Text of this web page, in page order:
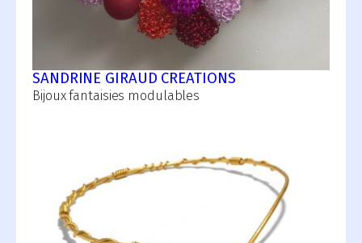
SANDRINE GIRAUD CREATIONS
Bijoux fantaisies modulables